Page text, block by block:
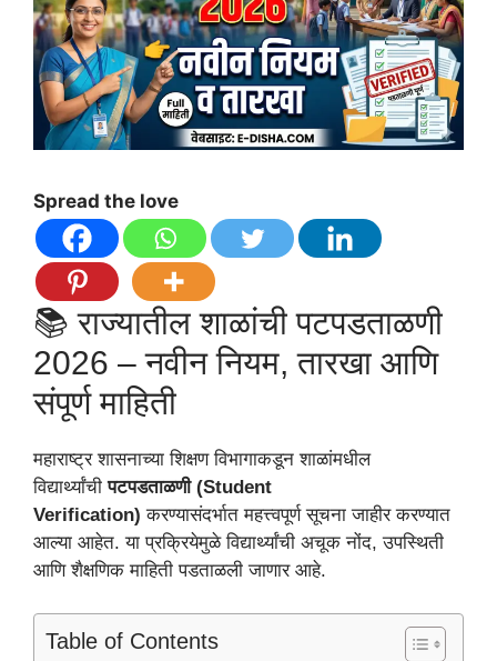
Spread the love
📚 राज्यातील शाळांची पटपडताळणी
2026 – नवीन नियम, तारखा आणि
संपूर्ण माहिती
महाराष्ट्र शासनाच्या शिक्षण विभागाकडून शाळांमधील
विद्यार्थ्यांचीपटपडताळणी (Student
Verification) करण्यासंदर्भात महत्त्वपूर्ण सूचना जाहीर करण्यात
आल्या आहेत. या प्रक्रियेमुळे विद्यार्थ्यांची अचूक नोंद, उपस्थिती
आणि शैक्षणिक माहिती पडताळली जाणार आहे.
Table of Contents